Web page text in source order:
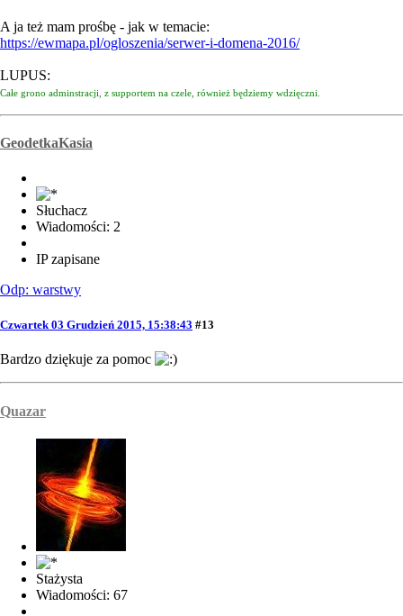
A ja też mam prośbę - jak w temacie:
https://ewmapa.pl/ogloszenia/serwer-i-domena-2016/
LUPUS:
Całe grono adminstracji, z supportem na czele, również będziemy wdzięczni.
GeodetkaKasia
Słuchacz
Wiadomości: 2
IP zapisane
Odp: warstwy
Czwartek 03 Grudzień 2015, 15:38:43 #13
Bardzo dziękuje za pomoc
Quazar
Stażysta
Wiadomości: 67